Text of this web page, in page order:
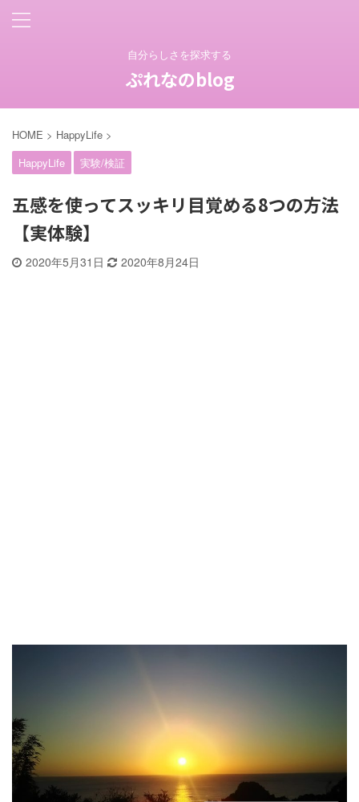
自分らしさを探求する
ぷれなのblog
HOME > HappyLife >
HappyLife
実験/検証
五感を使ってスッキリ目覚める8つの方法
【実体験】
2020年5月31日 2020年8月24日